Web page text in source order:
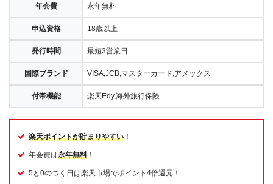
年会費 永年無料
申込資格 18歳以上
発行時間 最短3営業日
国際ブランド VISA,JCB,マスターカード,アメックス
付帯機能 楽天Edy,海外旅行保険
楽天ポイントが貯まりやすい ！
年会費は永年無料 ！
5と0のつく日は楽天市場でポイント4倍還元！